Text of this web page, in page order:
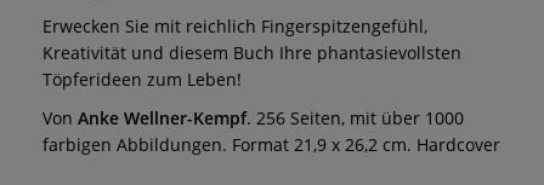
Erwecken Sie mit reichlich Fingerspitzengefühl,
Kreativität und diesem Buch Ihre phantasievollsten
Töpferideen zum Leben!
Von Anke Wellner-Kempf. 256 Seiten, mit über 1000
farbigen Abbildungen. Format 21,9 x 26,2 cm. Hardcover